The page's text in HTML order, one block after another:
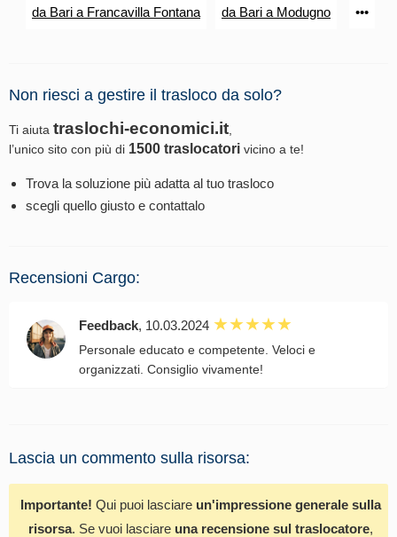
da Bari a Francavilla Fontana da Bari a Modugno •••
Non riesci a gestire il trasloco da solo?
Ti aiuta traslochi-economici.it
l’unico sito con più di 1500 traslocatori vicino a te!
Trova la soluzione più adatta al tuo trasloco
scegli quello giusto e contattalo
Recensioni Cargo:
Feedback, 10.03.2024
Personale educato e competente. Veloci e
organizzati. Consiglio vivamente!
Lascia un commento sulla risorsa:
Importante! Qui puoi lasciare un'impressione generale sulla
risorsa. Se vuoi lasciare una recensione sul traslocatore,